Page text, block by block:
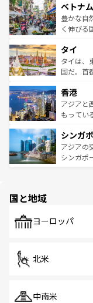
参照して
容にもい
照してほ
き、地方
できる。
まで、さ
リティに
覧を参照
ベトナム
豊かな自
く伸びる
急速な発
ーチミン
醸し出し
とつ。フ
ひ現地で
が旅行者
参照して
タイ
タイは、
国だ。首
の活気が
帯で自然
いビーチ
激する。
が待って
た文化、
香港
アジアと
もってい
み、どこ
ており、
うな絶景
シンガ
アジアの
シンガポ
で、ホー
国と地域
ヨーロッパ
北米
中南米